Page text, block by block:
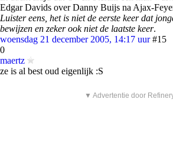
Edgar Davids over Danny Buijs na Ajax-
Luister eens, het is niet de eerste keer dat
bewijzen en zeker ook niet de laatste keer.
woensdag 21 december 2005, 14:17 uur #15
0
maertz
ze is al best oud eigenlijk :S
▼ Advertentie door